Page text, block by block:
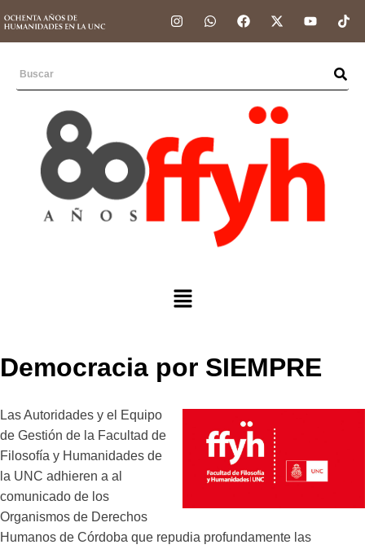
Democracia por SIEMPRE
Las Autoridades y el Equipo
de Gestión de la Facultad de
Filosofía y Humanidades de
la UNC adhieren a al
comunicado de los
Organismos de Derechos
Humanos de Córdoba que repudia profundamente las